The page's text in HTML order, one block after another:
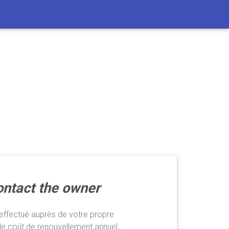
the owner
auprès de votre propre
coût de renouvellement annuel,